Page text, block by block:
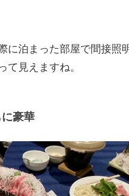
に泊まった部屋で間接照
て見えますね。
豪華